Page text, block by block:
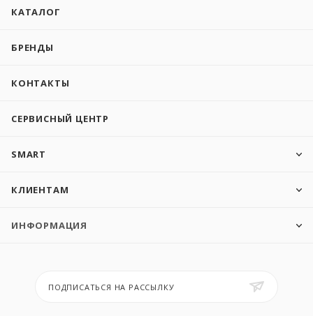
КАТАЛОГ
БРЕНДЫ
КОНТАКТЫ
СЕРВИСНЫЙ ЦЕНТР
SMART
КЛИЕНТАМ
ИНФОРМАЦИЯ
ПОДПИСАТЬСЯ НА РАССЫЛКУ